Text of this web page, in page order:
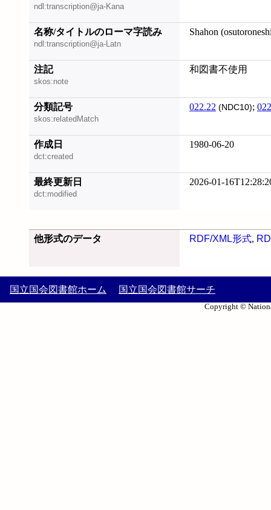
ndl:transcription@ja-Kana
名称/タイトルのローマ字読み
ndl:transcription@ja-Latn
Shahon
注記
skos:note
和図書不使用
分類記号
skos:relatedMatch
022.22 (NDC10);
作成日
dct:created
1980-06-20
最終更新日
dct:modified
2026-01-
他形式のデータ RDF/XML形式,
国立国会図書館ホーム 国立国会図書館サーチ
Copyright ©